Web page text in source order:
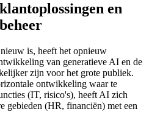
en
is, heeft het opnieuw
van generatieve AI en de
zijn voor het grote publiek.
ontwikkeling waar te
(IT, risico's), heeft AI zich
gebieden (HR, financiën) met een